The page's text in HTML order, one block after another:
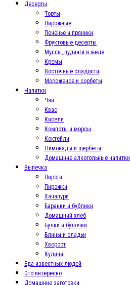
Десерты
Торты
Пирожные
Печенье и пряники
Фруктовые десерты
Муссы, пудинги и желе
Кремы
Восточные сладости
Мороженое и сорбеты
Напитки
Чай
Квас
Кисели
Компоты и морсы
Коктейли
Лимонады и щербеты
Домашние алкогольные напитки
Выпечка
Пироги
Пирожки
Хачапури
Баранки и бублики
Домашний хлеб
Булки и булочки
Блины и оладьи
Хворост
Куличи
Еда известных людей
Это интересно
Домашние заготовки